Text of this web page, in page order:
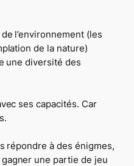
l’environnement (les
de la nature)
une diversité des
ses capacités. Car
répondre à des énigmes,
une partie de jeu